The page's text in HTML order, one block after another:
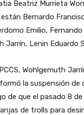
Beatriz Murrieta
Bernardo
Emilio,
Jarrín, Lenin Eduardo
Wohlgemuth
la suspensión de
de que el pasado 8
de trolls para